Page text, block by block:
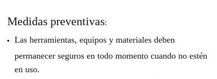
Medidas preventivas:
Las herramientas, equipos y materiales deben
permanecer seguros en todo momento cuando no estén
en uso.